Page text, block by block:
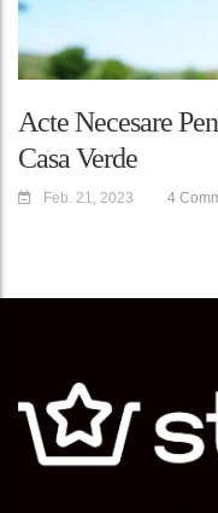
Acte Necesare
Casa Verde
Feb. 21, 2023 4